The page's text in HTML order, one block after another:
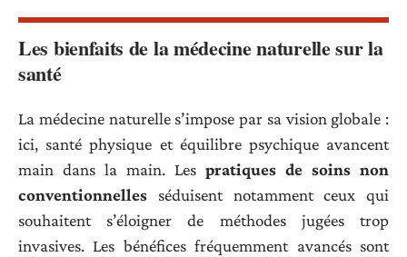
Les bienfaits de la médecine naturelle sur la
santé
La médecine naturelle s’impose par sa vision globale :
ici, santé physique et équilibre psychique avancent
main dans la main. Les pratiques de soins non
conventionnelles séduisent notamment ceux qui
souhaitent s’éloigner de méthodes jugées trop
invasives. Les bénéfices fréquemment avancés sont